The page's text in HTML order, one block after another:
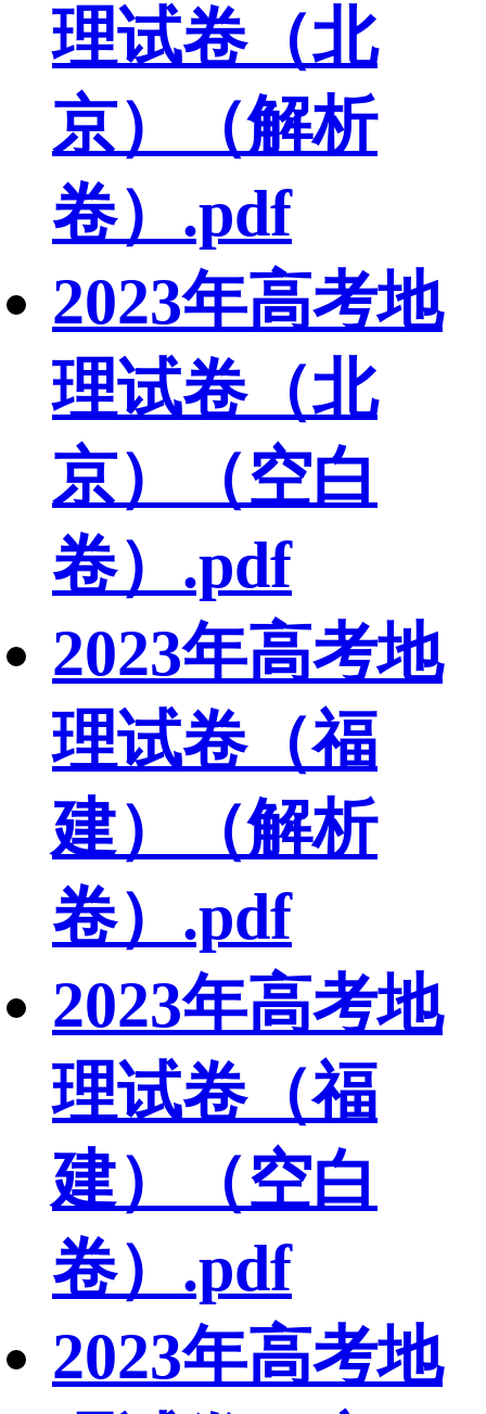
理试卷（北
京）（解析
卷）.pdf
2023年高考地
理试卷（北
京）（空白
卷）.pdf
2023年高考地
理试卷（福
建）（解析
卷）.pdf
2023年高考地
理试卷（福
建）（空白
卷）.pdf
2023年高考地